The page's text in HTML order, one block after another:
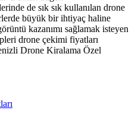
de sık sık kullanılan drone
büyük bir ihtiyaç haline
kazanımı sağlamak isteyen
drone çekimi fiyatları
Drone Kiralama Özel